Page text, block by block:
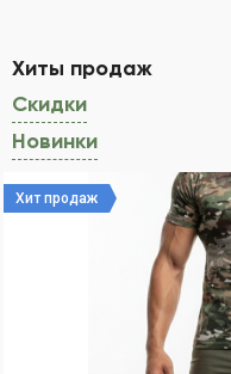
Хиты продаж
Скидки
Новинки
Хит продаж